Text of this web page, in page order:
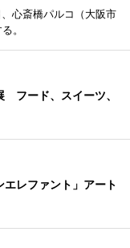
心斎橋パルコ（大阪市
。
フード、スイーツ、
レファント」アート